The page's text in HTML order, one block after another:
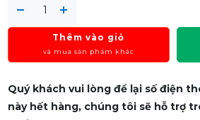
Thêm vào giỏ
và mua sản phẩm khác
Quý khách vui lòng để lại số điện
này hết hàng, chúng tôi sẽ hỗ trợ